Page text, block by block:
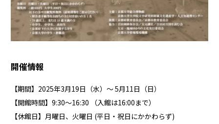
開催情報
【期間】2025年3月19日（水）～ 5月11日（日）
【開館時間】9:30～16:30 （入館は16:00まで）
【休館日】月曜日、火曜日 (平日・祝日にかかわらず)